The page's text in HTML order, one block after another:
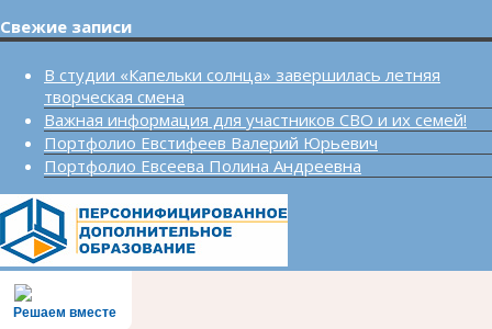
Свежие записи
В студии «Капельки солнца» завершилась летняя
творческая смена
Важная информация для участников СВО и их семей!
Портфолио Евстифеев Валерий Юрьевич
Портфолио Евсеева Полина Андреевна
Решаем вместе